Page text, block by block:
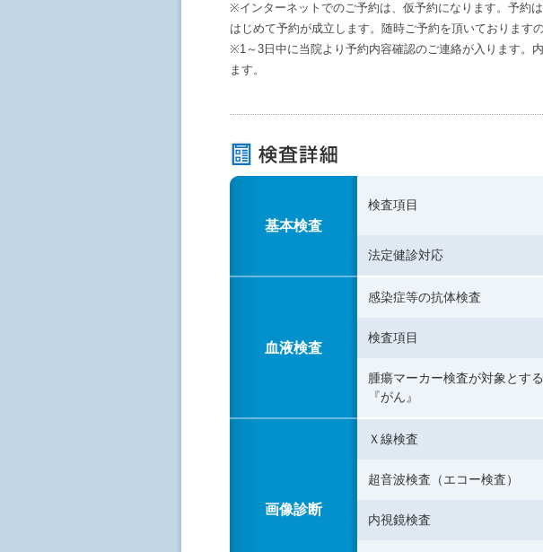
※インターネットでのご予約は、仮予約になります。予約
はじめて予約が成立します。随時ご予約を頂いております
※1～3日中に当院より予約内容確認のご連絡が入ります。
ます。
基本検査
検査項目
法定健診対応
血液検査
感染症等の抗体検査
検査項目
腫瘍マーカー検査が対象とする
『がん』
画像診断
Ｘ線検査
超音波検査（エコー検査）
内視鏡検査